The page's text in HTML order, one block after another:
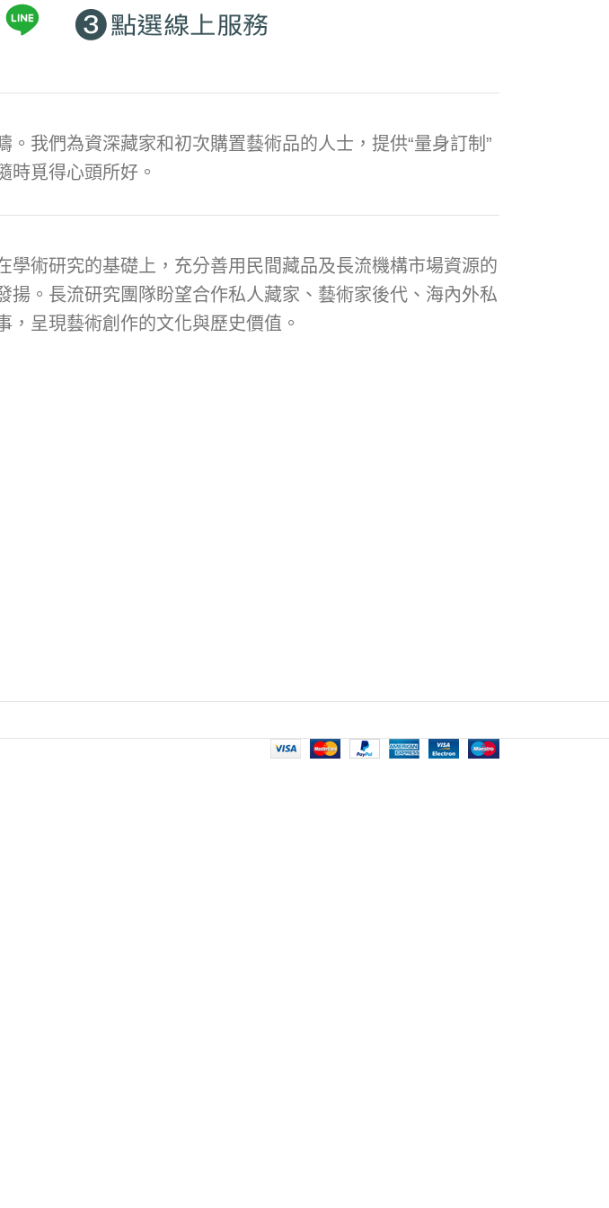
我們為資深藏家和初次購置藝術品的人士，提供“量身訂制”
時覓得心頭所好。
學術研究的基礎上，充分善用民間藏品及長流機構市場資源的
。長流研究團隊盼望合作私人藏家、藝術家後代、海內外私
呈現藝術創作的文化與歷史價值。